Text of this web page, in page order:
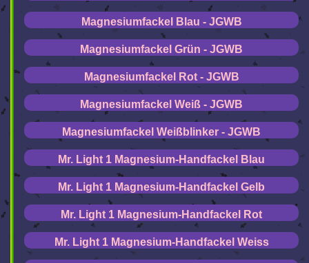
Magnesiumfackel Blau - JGWB
Magnesiumfackel Grün - JGWB
Magnesiumfackel Rot - JGWB
Magnesiumfackel Weiß - JGWB
Magnesiumfackel Weißblinker - JGWB
Mr. Light 1 Magnesium-Handfackel Blau
Mr. Light 1 Magnesium-Handfackel Gelb
Mr. Light 1 Magnesium-Handfackel Rot
Mr. Light 1 Magnesium-Handfackel Weiss